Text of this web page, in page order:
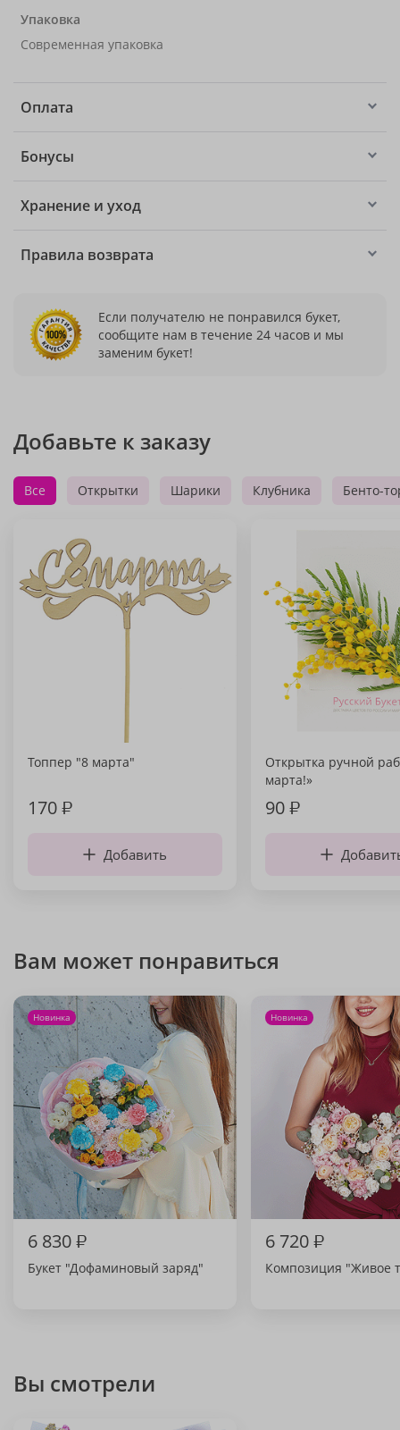
Упаковка
Современная упаковка
Оплата
Бонусы
Хранение и уход
Правила возврата
Если получателю не понравился букет,
сообщите нам в течение 24 часов и мы
заменим букет!
Добавьте к заказу
Все Открытки Шарики Клубника Бенто-
Топпер "8 марта"
170₽
Добавить
Открытка ручной
марта!»
90₽
Вам может понравиться
Новинка
6 830₽
Букет "Дофаминовый заряд"
Новинка
6 720₽
Композиция "Живое
Вы смотрели